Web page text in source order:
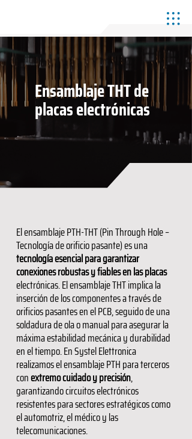
Ensamblaje THT de
placas electrónicas
El ensamblaje PTH-THT (Pin Through Hole –
Tecnología de orificio pasante) es una
tecnología esencial para garantizar
conexiones robustas y fiables en las placas
electrónicas. El ensamblaje THT implica la
inserción de los componentes a través de
orificios pasantes en el PCB, seguido de una
soldadura de ola o manual para asegurar la
máxima estabilidad mecánica y durabilidad
en el tiempo. En Systel Elettronica
realizamos el ensamblaje PTH para terceros
conextremo cuidado y precisión,
garantizando circuitos electrónicos
resistentes para sectores estratégicos como
el automotriz, el médico y las
telecomunicaciones.